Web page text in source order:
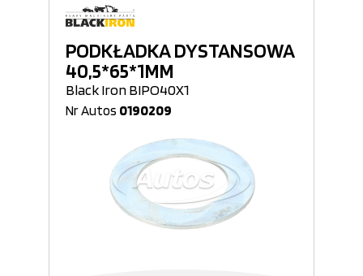
PODKŁADKA DYSTANSOWA
40,5*65*1MM
Black Iron BIPO40X1
Nr Autos 0190209